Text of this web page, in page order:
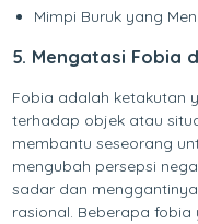
Mimpi Buruk yang
5. Mengatasi Fobia
Fobia adalah ketakutan
terhadap objek atau
membantu seseorang
mengubah persepsi
sadar dan
rasional. Beberapa